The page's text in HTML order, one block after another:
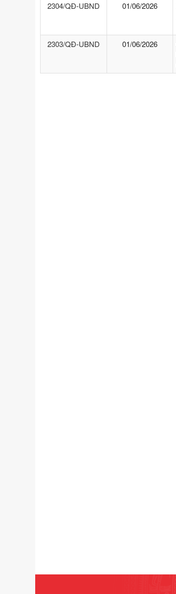
2304/QĐ-UBND
01/06/2026
2303/QĐ-UBND
01/06/2026